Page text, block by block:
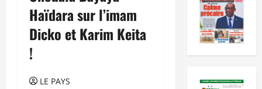
Haïdara sur l’imam
Dicko et Karim Keita
!
LE PAYS